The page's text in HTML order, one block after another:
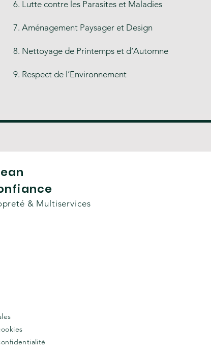
6. Lutte contre les Parasites et Maladies
7. Aménagement Paysager et Design
8. Nettoyage de Printemps et d’Automne
9. Respect de l’Environnement
& Multiservices